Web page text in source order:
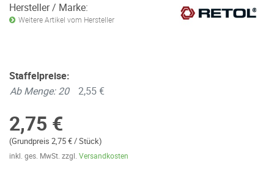
Hersteller / Marke:
Weitere Artikel vom Hersteller
Staffelpreise:
Ab Menge: 20
2,55 €
2,75 €
(Grundpreis 2,75 € / Stück)
inkl. ges. MwSt. zzgl. Versandkosten